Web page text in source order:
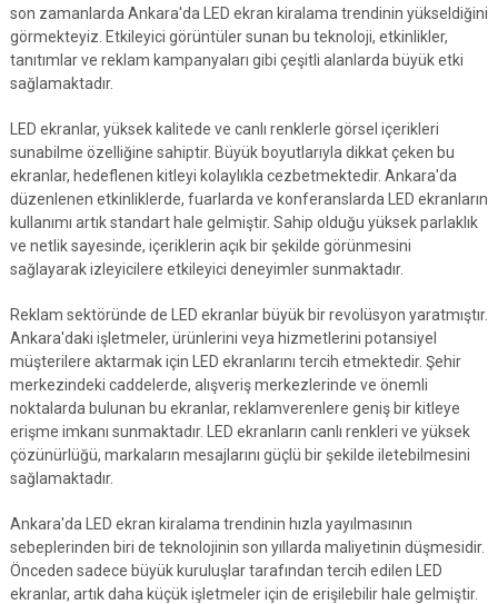
son zamanlarda Ankara'da LED ekran kiralama trendinin yükseldiğini
görmekteyiz. Etkileyici görüntüler sunan bu teknoloji, etkinlikler,
tanıtımlar ve reklam kampanyaları gibi çeşitli alanlarda büyük etki
sağlamaktadır.
LED ekranlar, yüksek kalitede ve canlı renklerle görsel içerikleri
sunabilme özelliğine sahiptir. Büyük boyutlarıyla dikkat çeken bu
ekranlar, hedeflenen kitleyi kolaylıkla cezbetmektedir. Ankara'da
düzenlenen etkinliklerde, fuarlarda ve konferanslarda LED ekranların
kullanımı artık standart hale gelmiştir. Sahip olduğu yüksek parlaklık
ve netlik sayesinde, içeriklerin açık bir şekilde görünmesini
sağlayarak izleyicilere etkileyici deneyimler sunmaktadır.
Reklam sektöründe de LED ekranlar büyük bir revolüsyon yaratmıştır.
Ankara'daki işletmeler, ürünlerini veya hizmetlerini potansiyel
müşterilere aktarmak için LED ekranlarını tercih etmektedir. Şehir
merkezindeki caddelerde, alışveriş merkezlerinde ve önemli
noktalarda bulunan bu ekranlar, reklamverenlere geniş bir kitleye
erişme imkanı sunmaktadır. LED ekranların canlı renkleri ve yüksek
çözünürlüğü, markaların mesajlarını güçlü bir şekilde iletebilmesini
sağlamaktadır.
Ankara'da LED ekran kiralama trendinin hızla yayılmasının
sebeplerinden biri de teknolojinin son yıllarda maliyetinin düşmesidir.
Önceden sadece büyük kuruluşlar tarafından tercih edilen LED
ekranlar, artık daha küçük işletmeler için de erişilebilir hale gelmiştir.